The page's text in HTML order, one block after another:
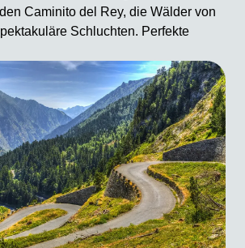
Caminito del Rey, die Wälder von
Schluchten. Perfekte